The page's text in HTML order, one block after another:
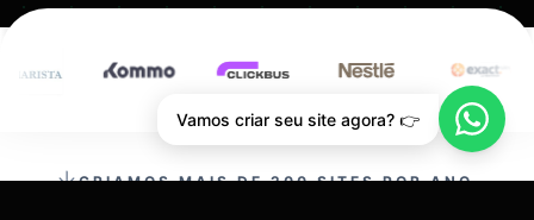
CRIAMOS MAIS DE 200 SITES POR ANO.
Vamos criar seu site agora? 👉